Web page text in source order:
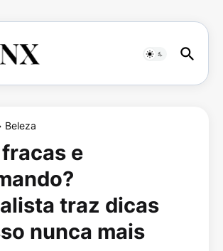
Beleza
e
traz dicas
nunca mais